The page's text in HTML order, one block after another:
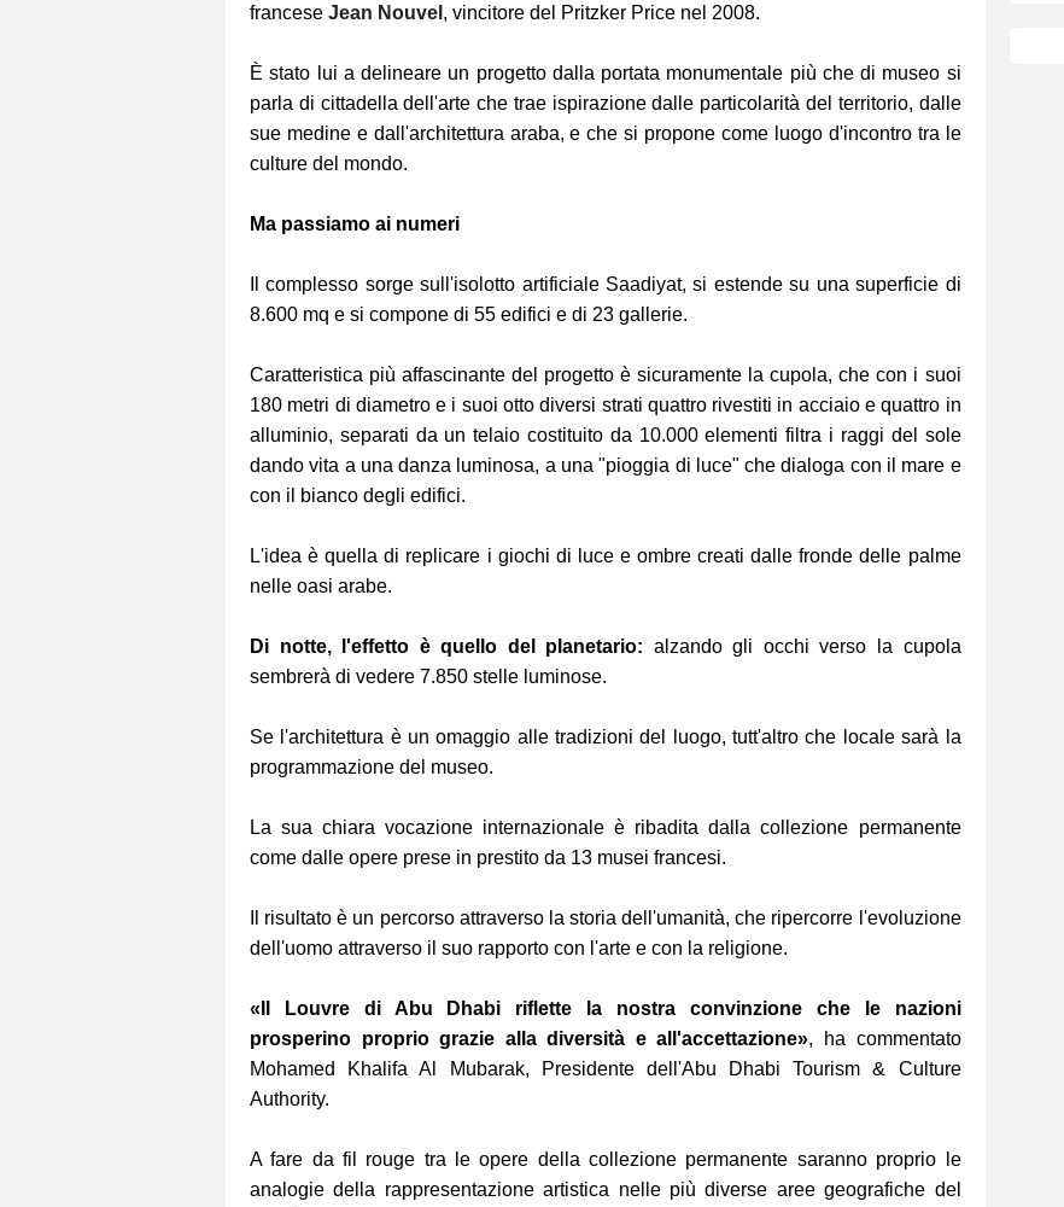
francese Jean Nouvel , vincitore del Pritzker Price nel 2008.
È stato lui a delineare un progetto dalla portata monumentale più che di museo si
parla di cittadella dell'arte che trae ispirazione dalle particolarità del territorio, dalle
sue medine e dall'architettura araba, e che si propone come luogo d'incontro tra le
culture del mondo.
Ma passiamo ai numeri
Il complesso sorge sull'isolotto artificiale Saadiyat, si estende su una superficie di
8.600 mq e si compone di 55 edifici e di 23 gallerie.
Caratteristica più affascinante del progetto è sicuramente la cupola, che con i suoi
180 metri di diametro e i suoi otto diversi strati quattro rivestiti in acciaio e quattro in
alluminio, separati da un telaio costituito da 10.000 elementi filtra i raggi del sole
dando vita a una danza luminosa, a una "pioggia di luce" che dialoga con il mare e
con il bianco degli edifici.
L'idea è quella di replicare i giochi di luce e ombre creati dalle fronde delle palme
nelle oasi arabe.
Di notte, l'effetto è quello del planetario: alzando gli occhi verso la cupola
sembrerà di vedere 7.850 stelle luminose.
Se l'architettura è un omaggio alle tradizioni del luogo, tutt'altro che locale sarà la
programmazione del museo.
La sua chiara vocazione internazionale è ribadita dalla collezione permanente
come dalle opere prese in prestito da 13 musei francesi.
Il risultato è un percorso attraverso la storia dell'umanità, che ripercorre l'evoluzione
dell'uomo attraverso il suo rapporto con l'arte e con la religione.
«Il Louvre di Abu Dhabi riflette la nostra convinzione che le nazioni
prosperino proprio grazie alla diversità e all'accettazione», ha commentato
Mohamed Khalifa Al Mubarak, Presidente dell'Abu Dhabi Tourism & Culture
Authority.
A fare da fil rouge tra le opere della collezione permanente saranno proprio le
analogie della rappresentazione artistica nelle più diverse aree geografiche del